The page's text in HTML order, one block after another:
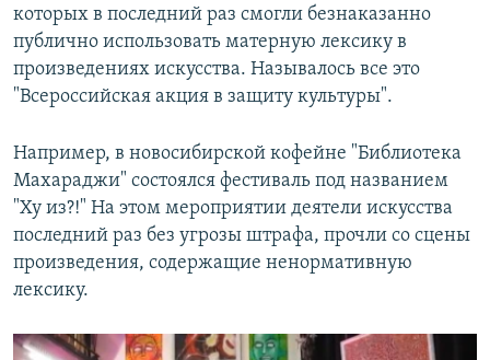
которых в последний раз смогли безнаказанно
публично использовать матерную лексику в
произведениях искусства. Называлось все это
"Всероссийская акция в защиту культуры".
Например, в новосибирской кофейне "Библиотека
Махараджи" состоялся фестиваль под названием
"Ху из?!" На этом мероприятии деятели искусства
последний раз без угрозы штрафа, прочли со сцены
произведения, содержащие ненормативную
лексику.